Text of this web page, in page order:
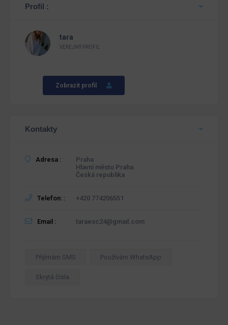
Profil :
tara
VEŘEJNÝ PROFIL
Zobrazit profil
Kontakty
Adresa :
Praha
Hlavní město Praha
Česká republika
Telefon: : +420 774206551
Email : taraesc24@gmail.com
Přijímám SMS Používám WhatsApp
Skrytá čísla